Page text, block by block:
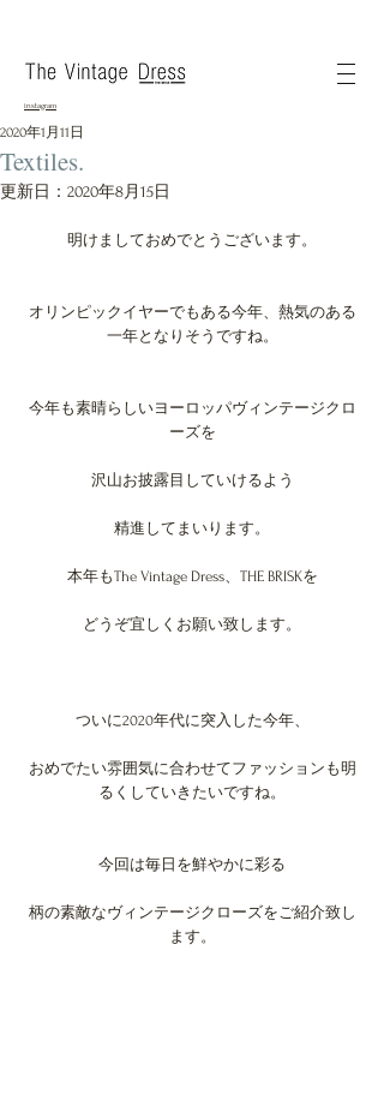
instagram
Textiles.
2020年1月11日
更新日： 2020年8月15日
明けましておめでとうございます。
オリンピックイヤーでもある今年、熱気のある
一年となりそうですね。
今年も素晴らしいヨーロッパヴィンテージクロ
ーズを
沢山お披露目していけるよう
精進してまいります。
本年もThe Vintage Dress、THE BRISKを
どうぞ宜しくお願い致します。
ついに2020年代に突入した今年、
おめでたい雰囲気に合わせてファッションも明
るくしていきたいですね。
今回は毎日を鮮やかに彩る
柄の素敵なヴィンテージクローズをご紹介致し
ます。